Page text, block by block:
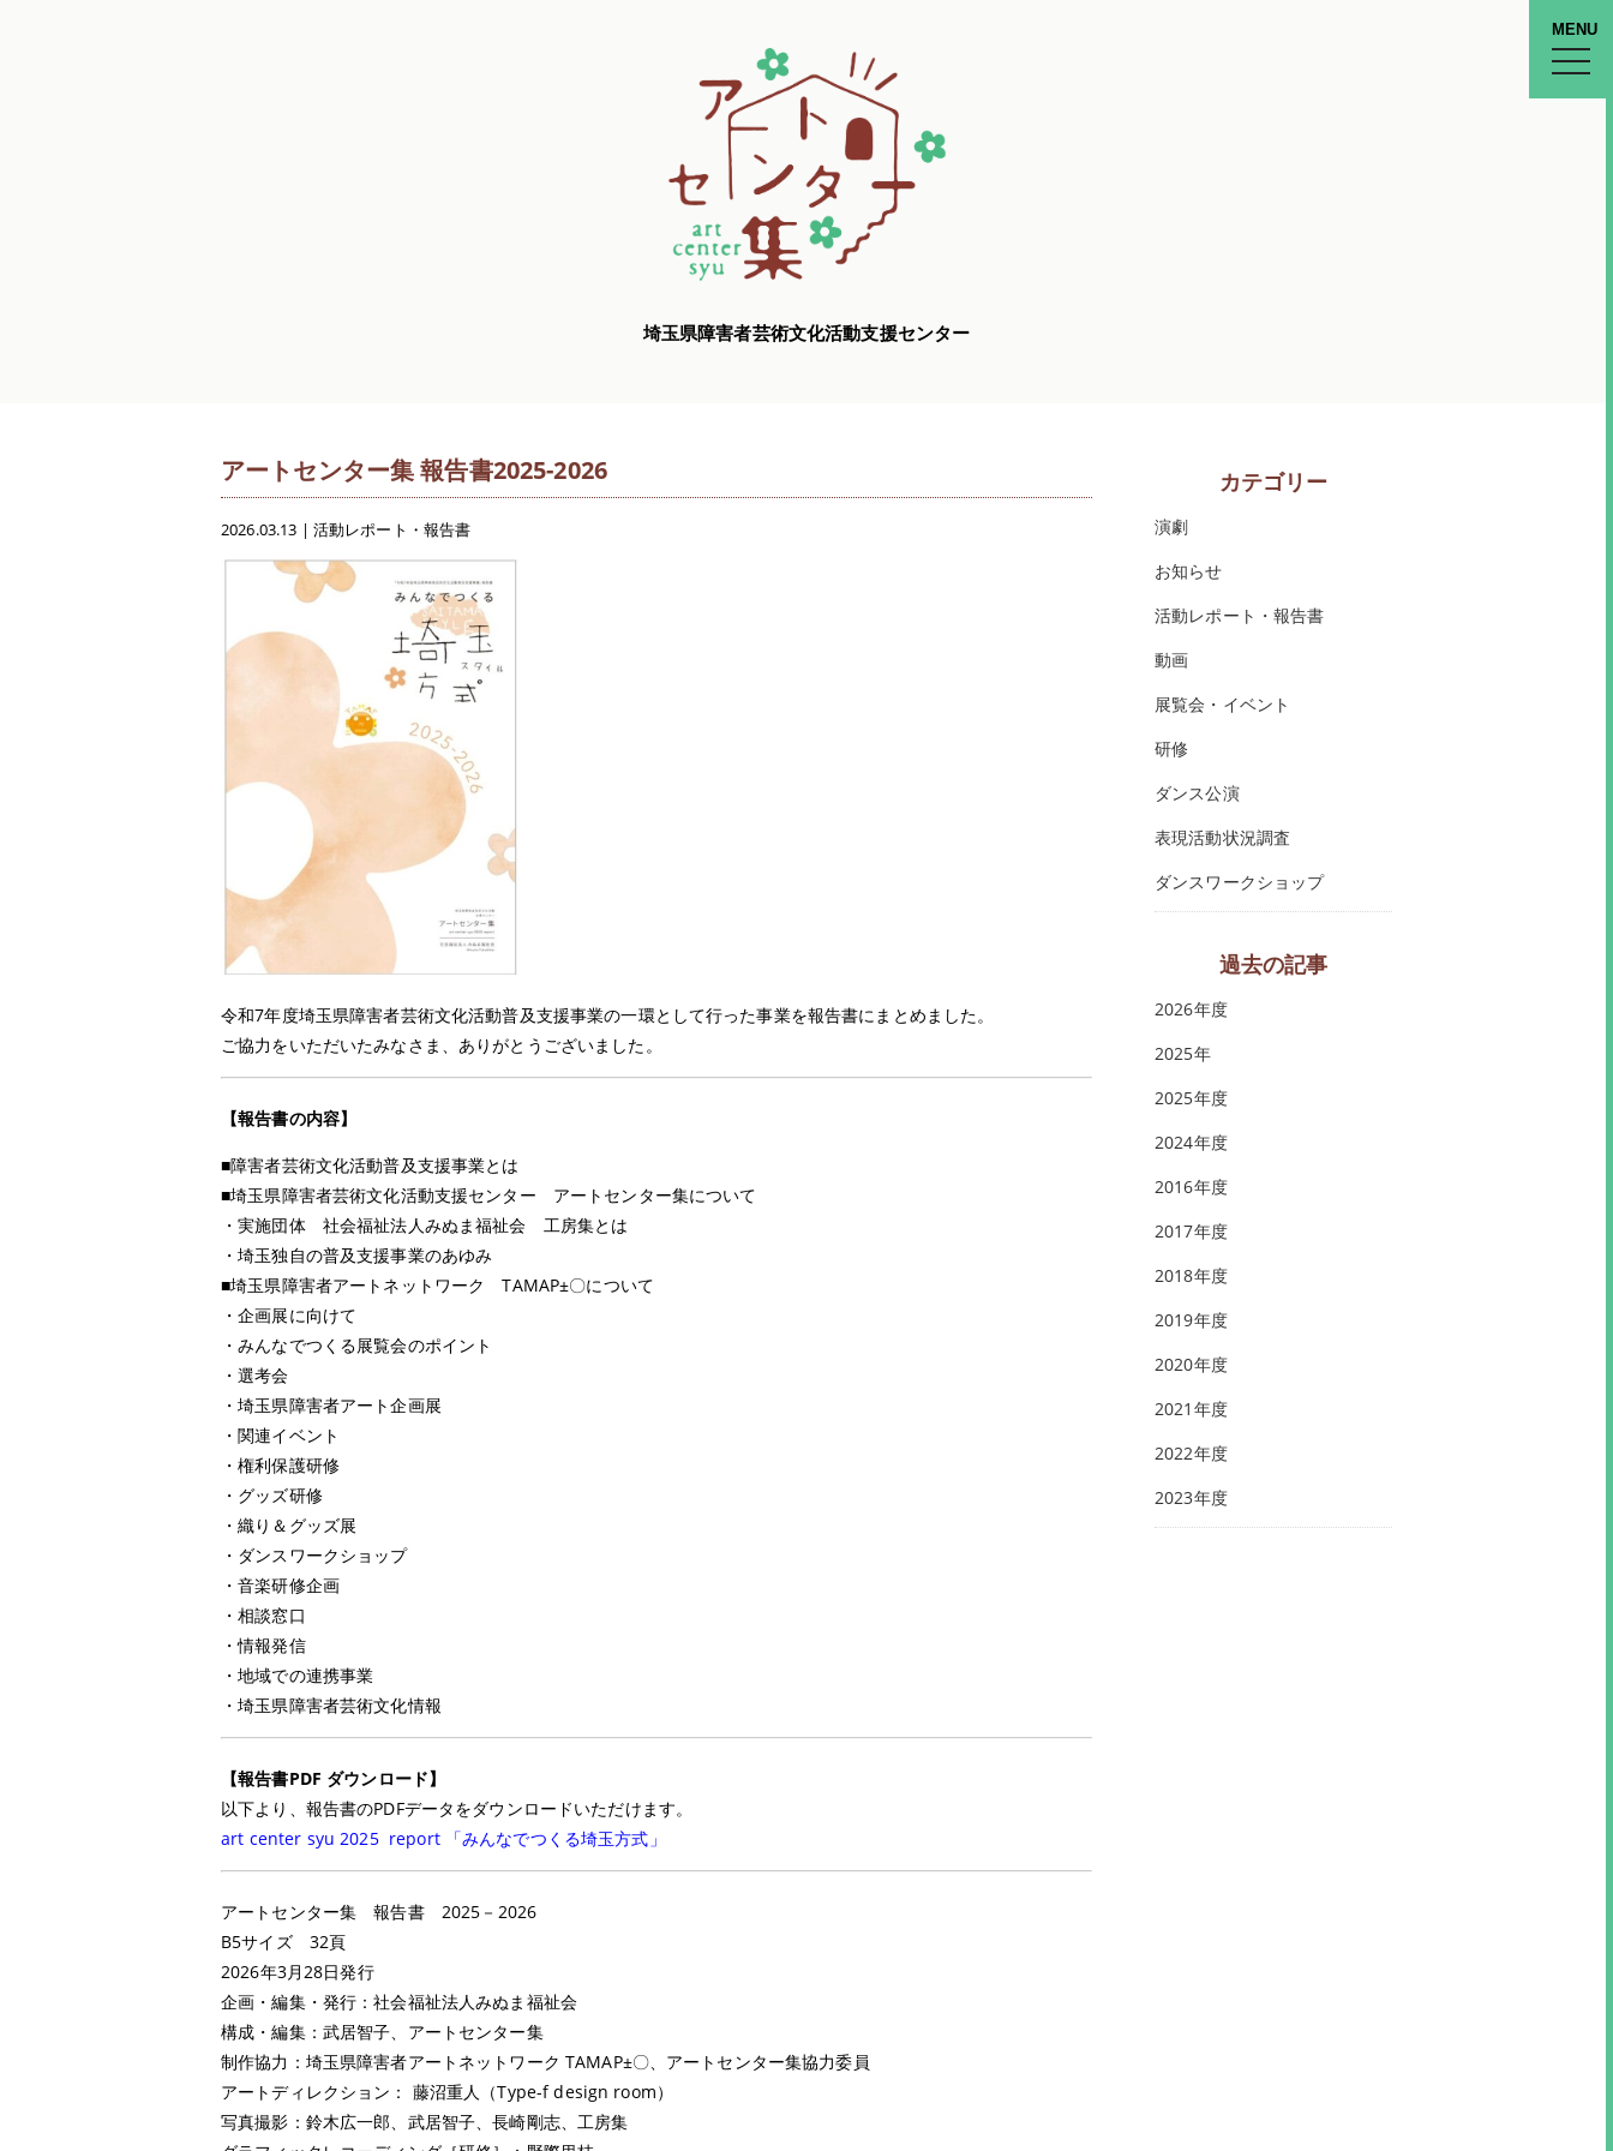
埼玉県障害者芸術文化活動支援センター
MENU
toggle
アートセンター集 報告書2025-2026
2026.03.13 | 活動レポート・報告書
令和7年度埼玉県障害者芸術文化活動普及支援事業の一環として行った事業を報告書にまとめました。
ご協力をいただいたみなさま、ありがとうございました。
【報告書の内容】
■障害者芸術文化活動普及支援事業とは
■埼玉県障害者芸術文化活動支援センター アートセンター集について
・実施団体 社会福祉法人みぬま福祉会 工房集とは
・埼玉独自の普及支援事業のあゆみ
■埼玉県障害者アートネットワーク TAMAP±〇について
・企画展に向けて
・みんなでつくる展覧会のポイント
・選考会
・埼玉県障害者アート企画展
・関連イベント
・権利保護研修
・グッズ研修
・織り＆グッズ展
・ダンスワークショップ
・音楽研修企画
・相談窓口
・情報発信
・地域での連携事業
・埼玉県障害者芸術文化情報
【報告書PDF ダウンロード】
以下より、報告書のPDFデータをダウンロードいただけます。
art center syu 2025 report 「みんなでつくる埼玉方式」
アートセンター集 報告書 2025－2026
B5サイズ 32頁
2026年3月28日発行
企画・編集・発行：社会福祉法人みぬま福祉会
構成・編集：武居智子、アートセンター集
制作協力：埼玉県障害者アートネットワーク TAMAP±〇、アートセンター集協力委員
アートディレクション： 藤沼重人（Type-f design room）
写真撮影：鈴木広一郎、武居智子、長崎剛志、工房集
カテゴリー
演劇
お知らせ
活動レポート・報告書
動画
展覧会・イベント
研修
ダンス公演
表現活動状況調査
ダンスワークショップ
過去の記事
2026年度
2025年
2025年度
2024年度
2016年度
2017年度
2018年度
2019年度
2020年度
2021年度
2022年度
2023年度